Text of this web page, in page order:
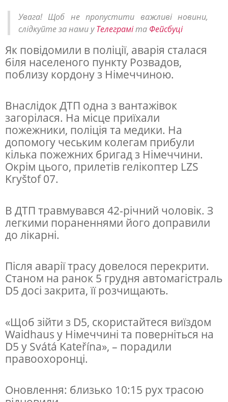
х
і
ї
е
р
е
з
в
е
и
к
а
в
а
і
ю
п
р
Увага! Щоб не пропустити важливі новини,
слідкуйте за нами уТелеграміта Фейсбуці
Як повідомили в поліції, аварія сталася
біля населеного пункту Розвадов,
поблизу кордону з Німеччиною.
Внаслідок ДТП одна з вантажівок
загорілася. На місце приїхали
пожежники, поліція та медики. На
допомогу чеським колегам прибули
кілька пожежних бригад з Німеччини.
Окрім цього, прилетів гелікоптер LZS
Kryštof 07.
В ДТП травмувався 42-річний чоловік. З
легкими пораненнями його доправили
до лікарні.
Після аварії трасу довелося перекрити.
Станом на ранок 5 грудня автомагістраль
D5 досі закрита, її розчищають.
«Щоб зійти з D5, скористайтеся виїздом
Waidhaus у Німеччині та поверніться на
D5 у Svátá Kateřína», – порадили
правоохоронці.
Оновлення: близько 10:15 рух трасою